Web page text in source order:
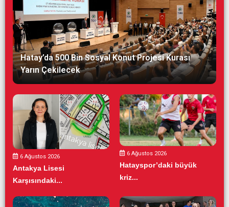
Hatay’da 500 Bin Sosyal Konut Projesi Kurası
Yarın Çekilecek
6 Ağustos 2026
Antakya Lisesi
Karşısındaki...
6 Ağustos 2026
Hatayspor’daki büyük
kriz...